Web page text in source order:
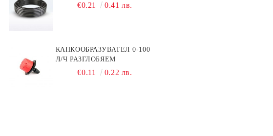
€0.21 0.41 лв.
КАПКООБРАЗУВАТЕЛ 0-100
Л/Ч РАЗГЛОБЯЕМ
€0.11 0.22 лв.